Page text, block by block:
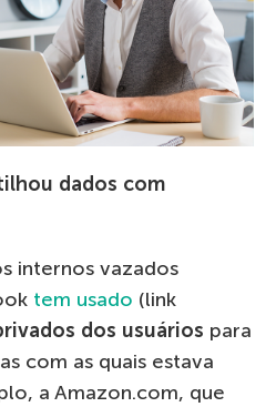
dados com
internos vazados
tem usado (link
dos usuários para
com as quais estava
a Amazon.com, que